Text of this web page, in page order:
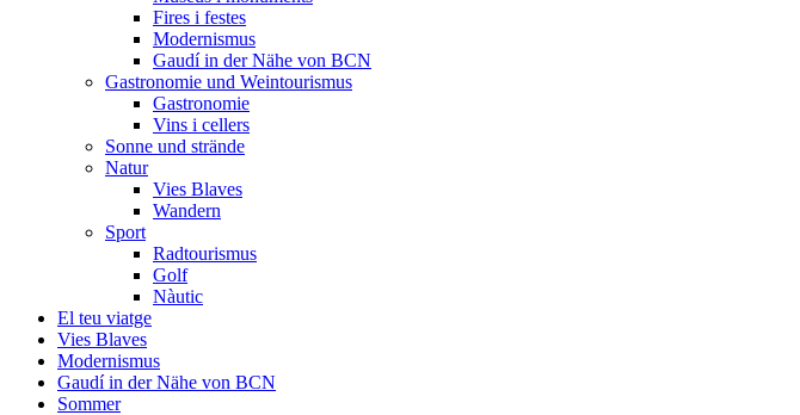
Fires i festes
Modernismus
Gaudí in der Nähe von BCN
Gastronomie und Weintourismus
Gastronomie
Vins i cellers
Sonne und strände
Natur
Vies Blaves
Wandern
Sport
Radtourismus
Golf
Nàutic
El teu viatge
Vies Blaves
Modernismus
Gaudí in der Nähe von BCN
Sommer